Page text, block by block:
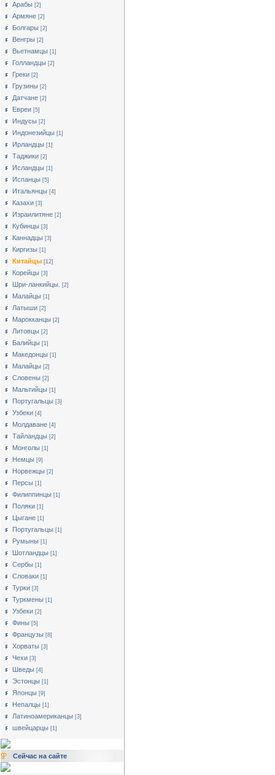
Арабы [2]
Армяне [2]
Болгары [2]
Венгры [2]
Вьетнамцы [1]
Голландцы [2]
Греки [2]
Грузины [2]
Датчане [2]
Евреи [5]
Индусы [2]
Индонезийцы [1]
Ирландцы [1]
Таджики [2]
Исландцы [1]
Испанцы [5]
Итальянцы [4]
Казахи [3]
Израилитяне [2]
Кубинцы [3]
Каннадцы [3]
Киргизы [1]
Китайцы [12]
Корейцы [3]
Шри-ланкийцы. [2]
Малайцы [1]
Латыши [2]
Марокканцы [2]
Литовцы [2]
Балийцы [1]
Македонцы [1]
Малайцы [2]
Словены [2]
Мальтийцы [1]
Португальцы [3]
Узбеки [4]
Молдаване [4]
Тайландцы [2]
Монголы [1]
Немцы [9]
Норвежцы [2]
Персы [1]
Филиппинцы [1]
Поляки [1]
Цыгане [1]
Португальцы [1]
Румыны [1]
Шотландцы [1]
Сербы [1]
Словаки [1]
Турки [3]
Туркмены [1]
Узбеки [2]
Фины [5]
Французы [8]
Хорваты [3]
Чехи [3]
Шведы [4]
Эстонцы [1]
Японцы [9]
Непалцы [1]
Латиноамериканцы [3]
швейцарцы [1]
Сейчас на сайте